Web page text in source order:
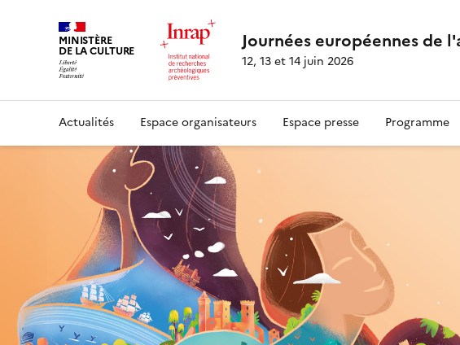
MINISTÈRE
DE LA CULTURE Journées européennes de
12, 13 et 14 juin 2026
Actualités Espace organisateurs Espace presse Programme